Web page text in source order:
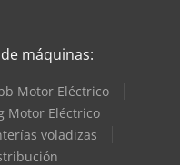
máquinas:
Motor Eléctrico
Motor Eléctrico
voladizas